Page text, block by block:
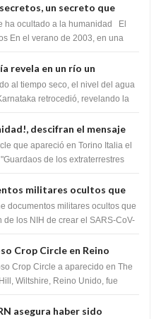
un secreto que
el destino de la
ha ocultado a la humanidad El
En el verano de 2003, en una
revela en un río un
de miles de Shiva
al tiempo seco, el nivel del agua
retrocedió, revelando la
descifran el mensaje
Torino ,Italia
que apareció en Torino Italia el
de los extraterrestres
militares ocultos que
de los NIH de crear el
la investigación de
documentos militares ocultos que
de los NIH de crear el SARS-CoV-
Crop Circle en Reino
2016Crop Circle a aparecido en The
Wiltshire, Reino Unido, fue
asegura haber sido